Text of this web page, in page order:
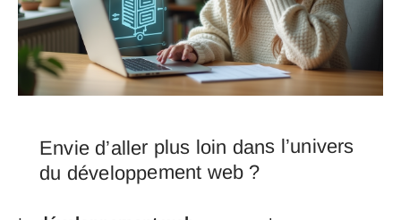
Envie d’aller plus loin dans l’univers
du développement web ?